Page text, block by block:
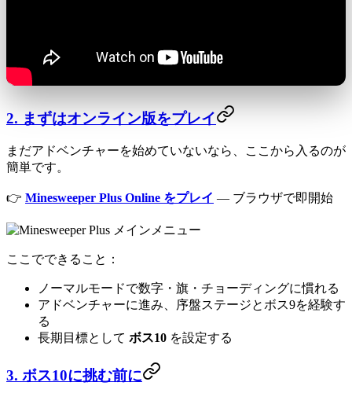
2. まずはオンライン版をプレイ
まだアドベンチャーを始めていないなら、ここから入るのが
簡単です。
👉 Minesweeper Plus Online をプレイ — ブラウザで即開始
ここでできること：
ノーマルモードで数字・旗・チョーディングに慣れる
アドベンチャーに進み、序盤ステージとボス9を経験す
る
長期目標として ボス10 を設定する
3. ボス10に挑む前に